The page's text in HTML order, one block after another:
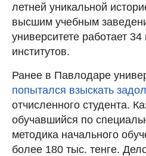
летней уникальной
высшим учебным
университете работает
институтов.
Ранее в Павлодаре
попытался взыскать
отчисленного студента.
обучавшийся по
методика начального
более 180 тыс. тенге.